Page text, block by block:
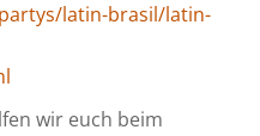
latin-brasil/latin-
wir euch beim